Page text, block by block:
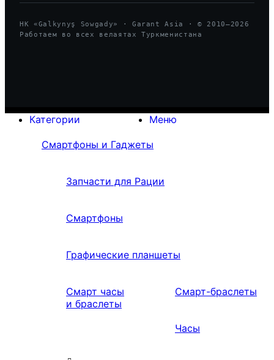
HK «Galkynyş Sowgady» · Garant Asia · © 2010—2026
Работаем во всех велаятах Туркменистана
Меню
Категории
Смартфоны и Гаджеты
Запчасти для Рации
Смартфоны
Графические планшеты
Смарт часы
и браслеты
Смарт-браслеты
Часы